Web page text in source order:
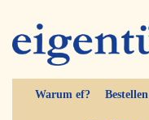
Warum ef? Bestellen